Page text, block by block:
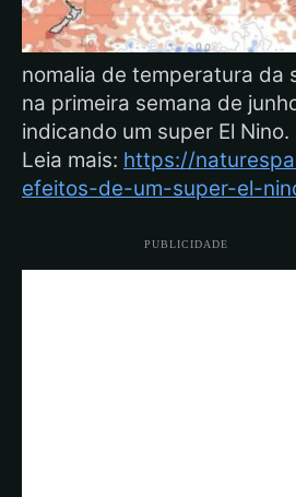
nomalia de temperatura da
na primeira semana de
indicando um super El
Leia mais: https://
efeitos-de-um-super-el-
PUBLICIDADE